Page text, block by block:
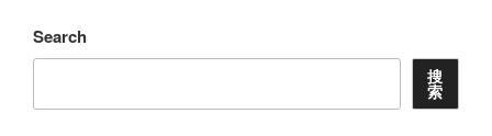
Search
搜
索